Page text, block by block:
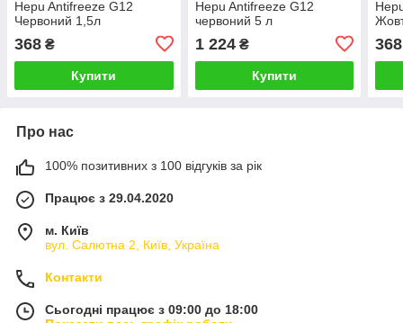
Hepu Antifreeze G12
Червоний 1,5л
368 ₴
Купити
Hepu Antifreeze G12
червоний 5 л
1 224₴
Купити
368
Про нас
100% позитивних з 100 відгуків за рік
Працює з 29.04.2020
м. Київ
вул. Салютна 2, Київ, Україна
Контакти
Сьогодні працює з 09:00 до 18:00